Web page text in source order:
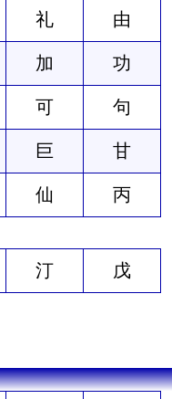
礼 由
加 功
可 句
巨 甘
仙 丙
汀 戊